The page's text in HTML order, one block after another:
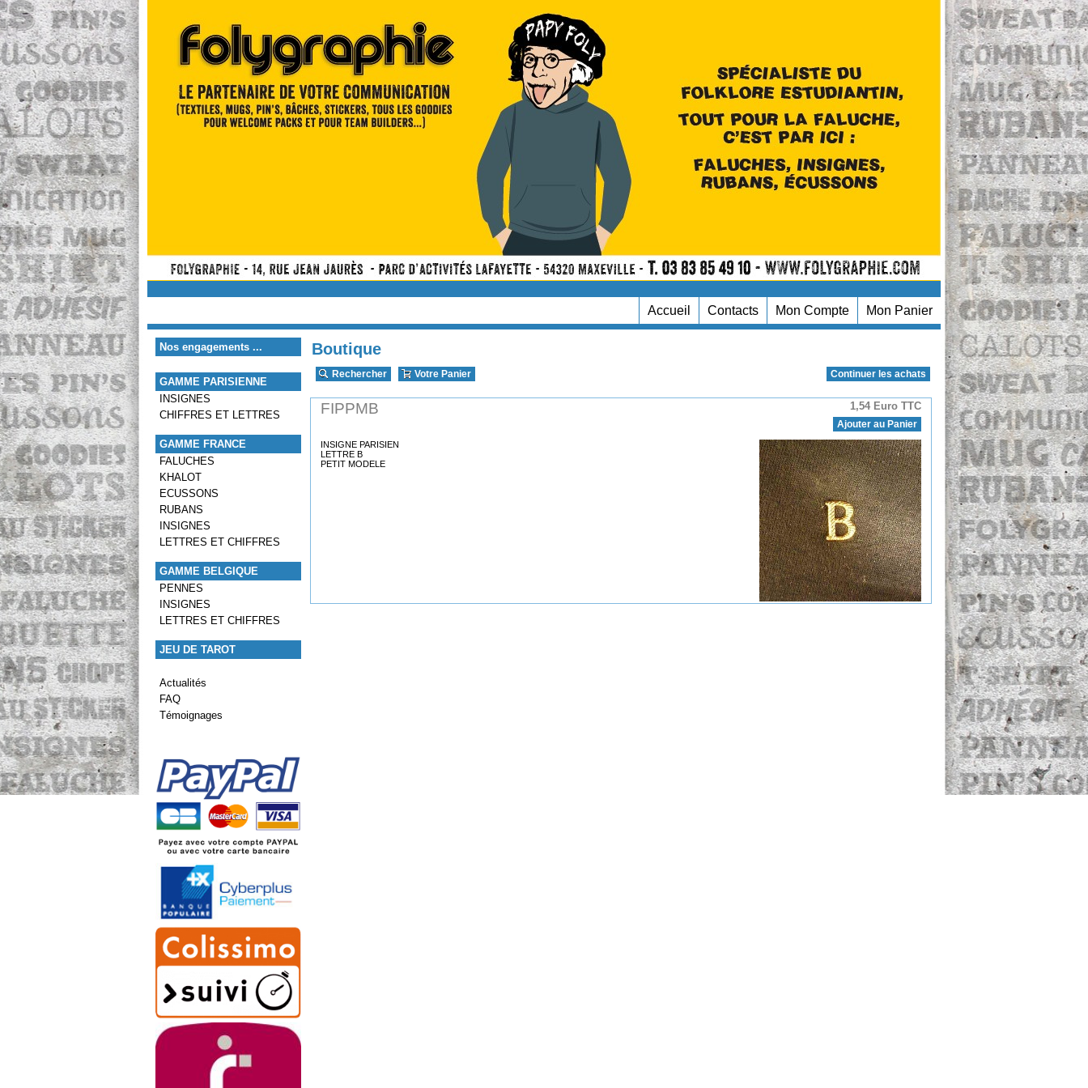
Accueil Contacts Mon Compte Mon Panier
Nos engagements ...
GAMME PARISIENNE
INSIGNES
CHIFFRES ET LETTRES
GAMME FRANCE
FALUCHES
KHALOT
ECUSSONS
RUBANS
INSIGNES
LETTRES ET CHIFFRES
GAMME BELGIQUE
PENNES
INSIGNES
LETTRES ET CHIFFRES
JEU DE TAROT
Actualités
FAQ
Témoignages
Boutique
Rechercher Votre Panier Continuer les achats
FIPPMB 1,54 Euro TTC
Ajouter au Panier
INSIGNE PARISIEN
LETTRE B
PETIT MODELE